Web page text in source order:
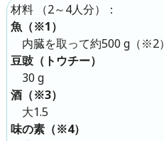
材料 （2～4人分）：
魚（※1）
内臓を取って約500 g（※2）
豆豉（トウチー）
30 g
酒（※3）
大1.5
味の素（※4）